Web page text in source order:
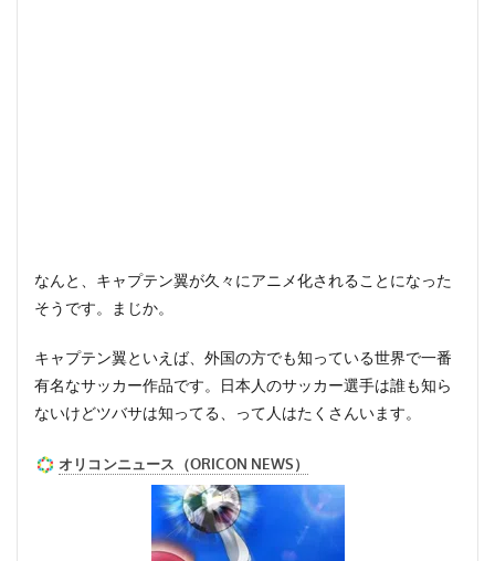
なんと、キャプテン翼が久々にアニメ化されることになった
そうです。まじか。
キャプテン翼といえば、外国の方でも知っている世界で一番
有名なサッカー作品です。日本人のサッカー選手は誰も知ら
ないけどツバサは知ってる、って人はたくさんいます。